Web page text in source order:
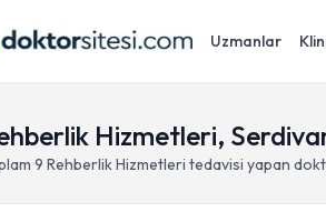
Uzmanlar
Hizmetleri,
9 Rehberlik Hizmetleri tedavisi yapan